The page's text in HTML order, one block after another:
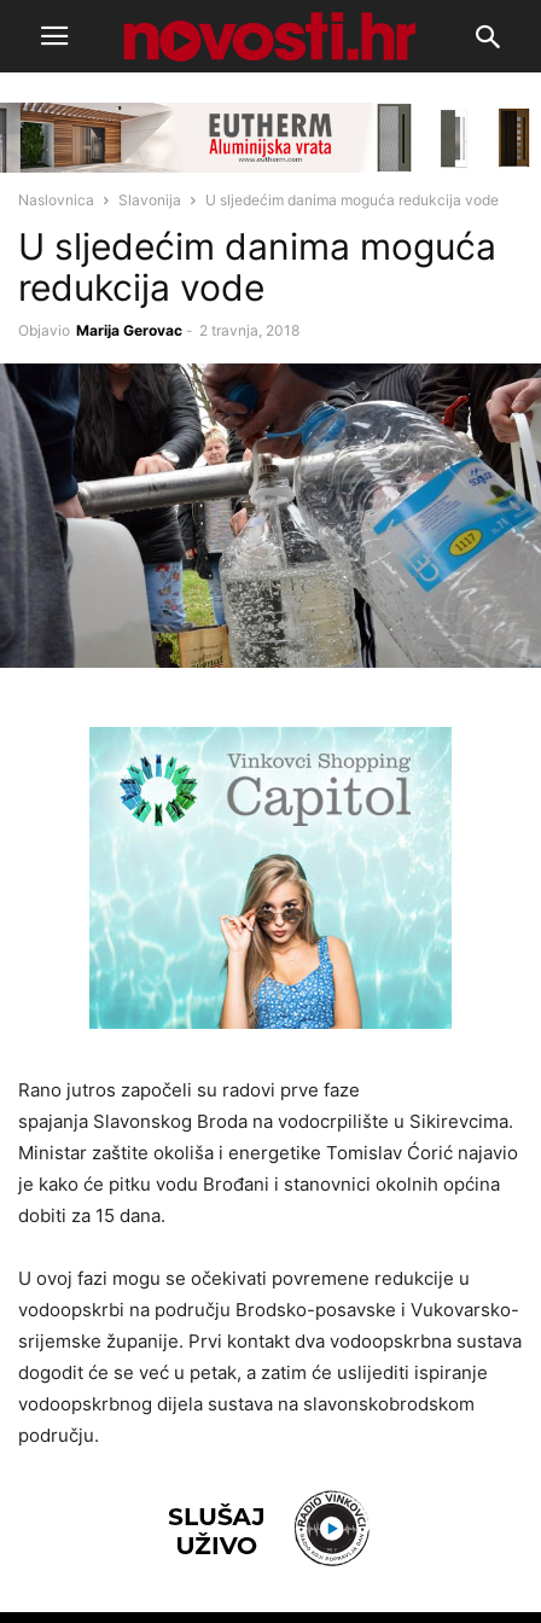
Naslovnica Slavonija U sljedećim danima moguća redukcija vode
U sljedećim danima moguća
redukcija vode
Objavio Marija Gerovac - 2 travnja, 2018
Rano jutros započeli su radovi prve faze
spajanja Slavonskog Broda na vodocrpilište u Sikirevcima.
Ministar zaštite okoliša i energetike Tomislav Ćorić najavio
je kako će pitku vodu Brođani i stanovnici okolnih općina
dobiti za 15 dana.
U ovoj fazi mogu se očekivati povremene redukcije u
vodoopskrbi na području Brodsko-posavske i Vukovarsko-
srijemske županije. Prvi kontakt dva vodoopskrbna sustava
dogodit će se već u petak, a zatim će uslijediti ispiranje
vodoopskrbnog dijela sustava na slavonskobrodskom
području.